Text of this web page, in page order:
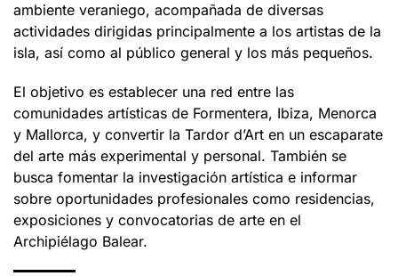
ambiente veraniego, acompañada de diversas
actividades dirigidas principalmente a los artistas de la
isla, así como al público general y los más pequeños.
El objetivo es establecer una red entre las
comunidades artísticas de Formentera, Ibiza, Menorca
y Mallorca, y convertir la Tardor d’Art en un escaparate
del arte más experimental y personal. También se
busca fomentar la investigación artística e informar
sobre oportunidades profesionales como residencias,
exposiciones y convocatorias de arte en el
Archipiélago Balear.